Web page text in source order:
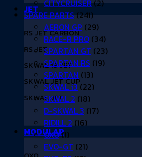
JET
RS JET CARBON
RS JET
SKWAL i3 JET
SKWAL JET CUP
SKWAL JET
MODULAR
CITYCRUISER (2)
SPARE PARTS (241)
AERON GP (29)
RACE-R PRO (34)
SPARTAN GT (23)
SPARTAN RS (19)
SPARTAN (13)
SKWAL i3 (22)
SKWAL 2 (18)
D-SKWAL 3 (17)
RIDILL 2 (16)
OXO(1)
EVO-GT (21)